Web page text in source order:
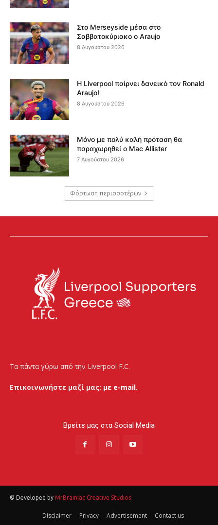
Στο Merseyside μέσα στο
Σαββατοκύριακο ο Araujo
8 Αυγούστου 2026
Η Liverpool παίρνει δανεικό τον Ronald
Araujo!
8 Αυγούστου 2026
Μόνο με πολύ καλή πρόταση θα
παραχωρηθεί ο Mac Allister
7 Αυγούστου 2026
Φόρτωση περισσοτέρων
Τα πάντα γύρω από την Liverpool F.C.
Επικοινωνήστε μαζί μας: με e-mail.
Βρείτε μας στα Social Media
© Developed by MrBrainiac Creative Studios
Disclaimer Privacy Advertisement Contact us